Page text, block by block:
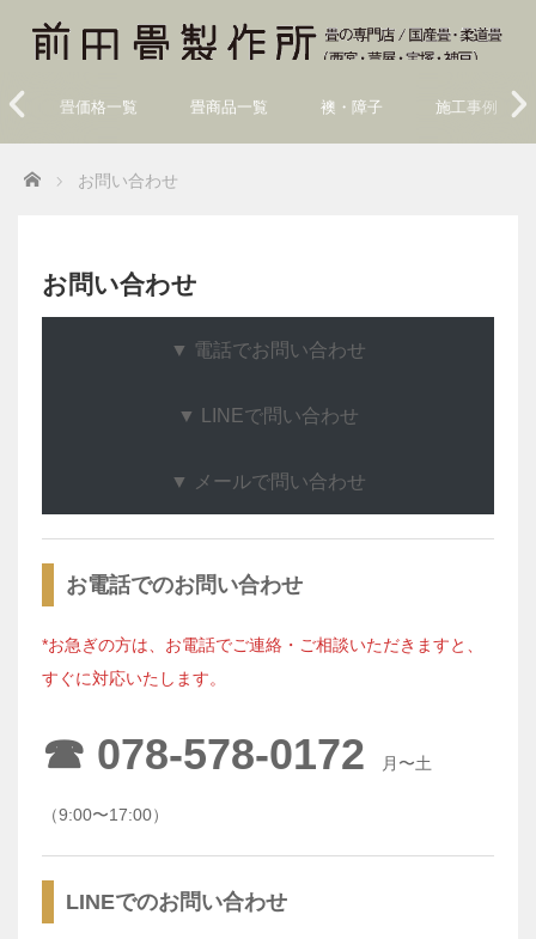
畳価格一覧 畳商品一覧 襖・障子 施工事例
Home お問い合わせ
お問い合わせ
▼ 電話でお問い合わせ
▼ LINEで問い合わせ
▼ メールで問い合わせ
お電話でのお問い合わせ
*お急ぎの方は、お電話でご連絡・ご相談いただきますと、
すぐに対応いたします。
☎︎ 078-578-0172 月〜土
（9:00〜17:00）
LINEでのお問い合わせ